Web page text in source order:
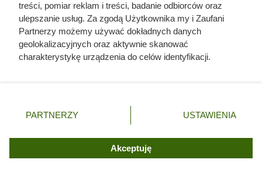
Biorąc pod uwagę rocznik budynku oraz poziom jego
ocieplenia, można przyjąć kilka scenariuszy
zapotrzebowania na ciepło dla domu o typowej
treści, pomiar reklam i treści, badanie odbiorców oraz
ulepszanie usług. Za zgodą Użytkownika my i Zaufani
Partnerzy możemy używać dokładnych danych
geolokalizacyjnych oraz aktywnie skanować
charakterystykę urządzenia do celów identyfikacji.
zmienić/wycofać klikając przycisk ustawień prywatności
znajdujący się w lewym dolnym rogu strony. Niektóre
użytkownika, ale masz prawo sprzeciwić się takiemu
przetwarzaniu. Preferencje będą miały zastosowania tylko
PARTNERZY USTAWIENIA
Akceptuję